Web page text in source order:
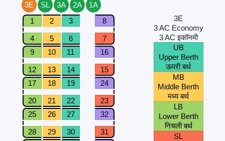
3E SL 3A 2A
1A
1
2 3 8
4 5 6
7
9
10 11 16
12 13 14
15
17
18 19 24
20 21 22
23
25
26 27 32
28 29 30
31
3E
3 AC Economy
3 AC इकॉनमी
UB
Upper Berth
ऊपरी बर्थ
MB
Middle Berth
मध्य बर्थ
LB
Lower Berth
निचली बर्थ
SL